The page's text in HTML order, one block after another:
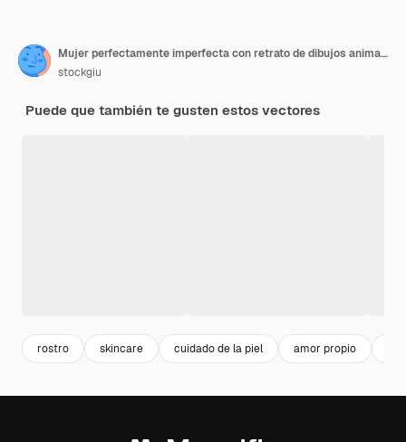
Mujer perfectamente imperfecta con retrato de dibujos animados de vitiligo, ilustración de decoración de flores
stockgiu
Puede que también te gusten estos vectores
rostro skincare cuidado de la piel amor propio